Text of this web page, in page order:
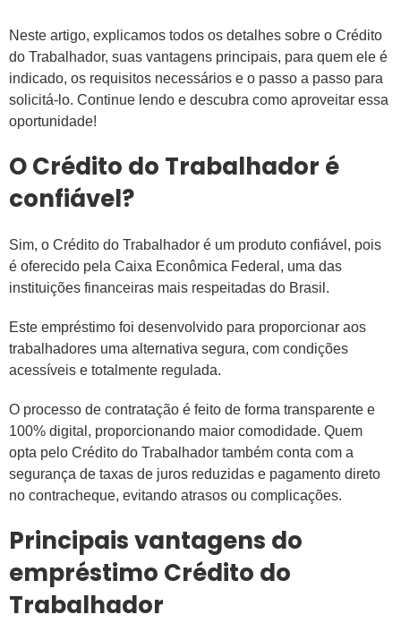
Neste artigo, explicamos todos os detalhes sobre o Crédito
do Trabalhador, suas vantagens principais, para quem ele é
indicado, os requisitos necessários e o passo a passo para
solicitá-lo. Continue lendo e descubra como aproveitar essa
oportunidade!
O Crédito do Trabalhador é
confiável?
Sim, o Crédito do Trabalhador é um produto confiável, pois
é oferecido pela Caixa Econômica Federal, uma das
instituições financeiras mais respeitadas do Brasil.
Este empréstimo foi desenvolvido para proporcionar aos
trabalhadores uma alternativa segura, com condições
acessíveis e totalmente regulada.
O processo de contratação é feito de forma transparente e
100% digital, proporcionando maior comodidade. Quem
opta pelo Crédito do Trabalhador também conta com a
segurança de taxas de juros reduzidas e pagamento direto
no contracheque, evitando atrasos ou complicações.
Principais vantagens do
empréstimo Crédito do
Trabalhador